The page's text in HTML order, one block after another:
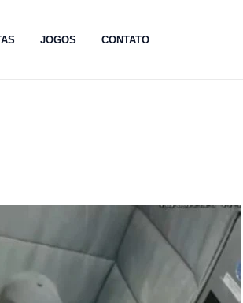
JOGOS CONTATO